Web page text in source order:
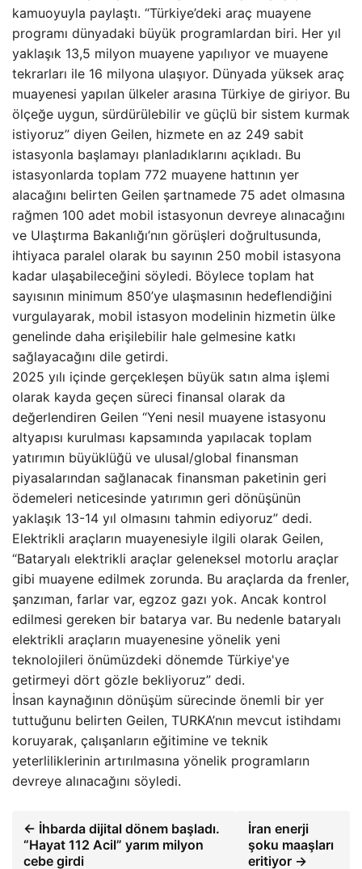
kamuoyuyla paylaştı. “Türkiye’deki araç muayene
programı dünyadaki büyük programlardan biri. Her yıl
yaklaşık 13,5 milyon muayene yapılıyor ve muayene
tekrarları ile 16 milyona ulaşıyor. Dünyada yüksek araç
muayenesi yapılan ülkeler arasına Türkiye de giriyor. Bu
ölçeğe uygun, sürdürülebilir ve güçlü bir sistem kurmak
istiyoruz” diyen Geilen, hizmete en az 249 sabit
istasyonla başlamayı planladıklarını açıkladı. Bu
istasyonlarda toplam 772 muayene hattının yer
alacağını belirten Geilen şartnamede 75 adet olmasına
rağmen 100 adet mobil istasyonun devreye alınacağını
ve Ulaştırma Bakanlığı’nın görüşleri doğrultusunda,
ihtiyaca paralel olarak bu sayının 250 mobil istasyona
kadar ulaşabileceğini söyledi. Böylece toplam hat
sayısının minimum 850’ye ulaşmasının hedeflendiğini
vurgulayarak, mobil istasyon modelinin hizmetin ülke
genelinde daha erişilebilir hale gelmesine katkı
sağlayacağını dile getirdi.
2025 yılı içinde gerçekleşen büyük satın alma işlemi
olarak kayda geçen süreci finansal olarak da
değerlendiren Geilen “Yeni nesil muayene istasyonu
altyapısı kurulması kapsamında yapılacak toplam
yatırımın büyüklüğü ve ulusal/global finansman
piyasalarından sağlanacak finansman paketinin geri
ödemeleri neticesinde yatırımın geri dönüşünün
yaklaşık 13-14 yıl olmasını tahmin ediyoruz” dedi.
Elektrikli araçların muayenesiyle ilgili olarak Geilen,
“Bataryalı elektrikli araçlar geleneksel motorlu araçlar
gibi muayene edilmek zorunda. Bu araçlarda da frenler,
şanzıman, farlar var, egzoz gazı yok. Ancak kontrol
edilmesi gereken bir batarya var. Bu nedenle bataryalı
elektrikli araçların muayenesine yönelik yeni
teknolojileri önümüzdeki dönemde Türkiye'ye
getirmeyi dört gözle bekliyoruz” dedi.
İnsan kaynağının dönüşüm sürecinde önemli bir yer
tuttuğunu belirten Geilen, TURKA’nın mevcut istihdamı
koruyarak, çalışanların eğitimine ve teknik
yeterliliklerinin artırılmasına yönelik programların
devreye alınacağını söyledi.
← İhbarda dijital dönem başladı.
“Hayat 112 Acil” yarım milyon
cebe girdi
İran enerji
şoku maaşları
eritiyor →